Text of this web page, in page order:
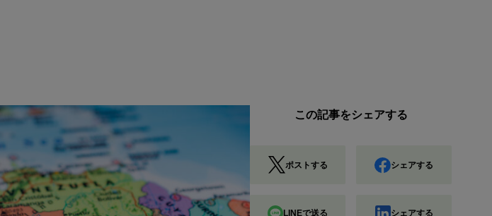
この記事をシェアする
ポストする シェアする
LINEで送る シェアする